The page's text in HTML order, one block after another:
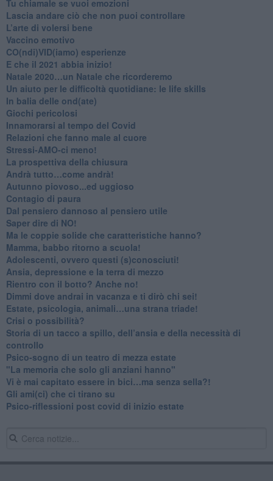
​Tu chiamale se vuoi emozioni
​Lascia andare ciò che non puoi controllare
L’arte di volersi bene
​Vaccino emotivo
CO(ndi)VID(iamo) esperienze
​E che il 2021 abbia inizio!
​Natale 2020…un Natale che ricorderemo
Un aiuto per le difficoltà quotidiane: le life skills
​In balia delle ond(ate)
Giochi pericolosi
Innamorarsi al tempo del Covid
​Relazioni che fanno male al cuore
​Stressi-AMO-ci meno!
​La prospettiva della chiusura
​Andrà tutto…come andrà!
Autunno piovoso...ed uggioso
​Contagio di paura
​Dal pensiero dannoso al pensiero utile
​Saper dire di NO!
​Ma le coppie solide che caratteristiche hanno?
​Mamma, babbo ritorno a scuola!
Adolescenti, ovvero questi (s)conosciuti!
Ansia, depressione e la terra di mezzo
​Rientro con il botto? Anche no!
Dimmi dove andrai in vacanza e ti dirò chi sei!
​Estate, psicologia, animali…una strana triade!
​Crisi o possibilità?
​Storia di un tacco a spillo, dell’ansia e della necessità di
controllo
​Psico-sogno di un teatro di mezza estate
"La memoria che solo gli anziani hanno"
​Vi è mai capitato essere in bici…ma senza sella?!
​Gli ami(ci) che ci tirano su
Psico-riflessioni post covid di inizio estate